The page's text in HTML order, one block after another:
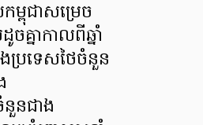
ពុជាសម្រេច
នាកាលពីឆ្នាំ
រទេសថៃចំនួន
នជាង